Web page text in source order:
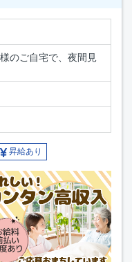
のご自宅で、夜間見
昇給あり